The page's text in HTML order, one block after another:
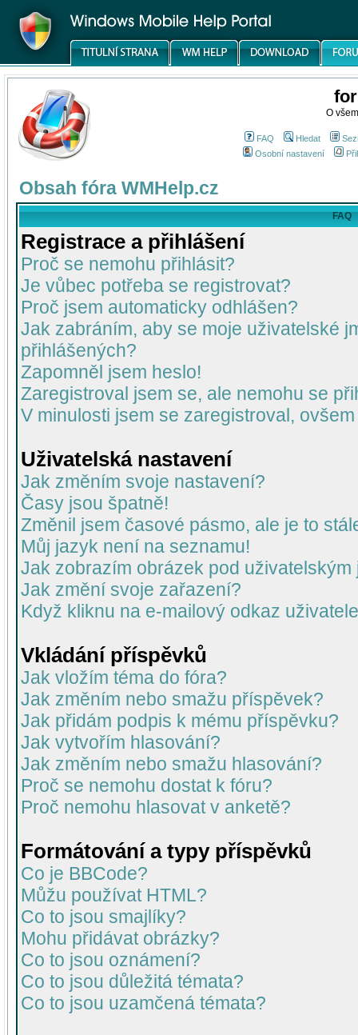
O
FAQ Hledat
Osobní nastavení
Obsah fóra WMHelp.cz
FAQ
Registrace a přihlášení
Proč se nemohu přihlásit?
Je vůbec potřeba se registrovat?
Proč jsem automaticky odhlášen?
Jak zabráním, aby se moje uživatelské
přihlášených?
Zapomněl jsem heslo!
Zaregistroval jsem se, ale nemohu se
V minulosti jsem se zaregistroval,
Uživatelská nastavení
Jak změním svoje nastavení?
Časy jsou špatně!
Změnil jsem časové pásmo, ale je to
Můj jazyk není na seznamu!
Jak zobrazím obrázek pod uživatelským
Jak změní svoje zařazení?
Když kliknu na e-mailový odkaz
Vkládání příspěvků
Jak vložím téma do fóra?
Jak změním nebo smažu příspěvek?
Jak přidám podpis k mému příspěvku?
Jak vytvořím hlasování?
Jak změním nebo smažu hlasování?
Proč se nemohu dostat k fóru?
Proč nemohu hlasovat v anketě?
Formátování a typy příspěvků
Co je BBCode?
Můžu používat HTML?
Co to jsou smajlíky?
Mohu přidávat obrázky?
Co to jsou oznámení?
Co to jsou důležitá témata?
Co to jsou uzamčená témata?